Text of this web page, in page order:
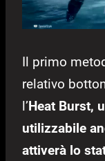
Il primo
relativo
l’Heat Burst,
utilizzabile
attiverà lo